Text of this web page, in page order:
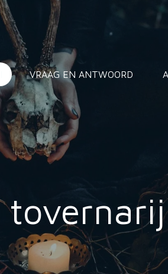
VRAAG EN ANTWOORD
tovernarij